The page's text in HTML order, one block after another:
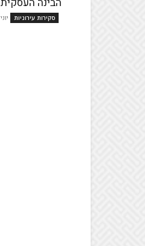
סקירות עירוניות יוני 19, 2026